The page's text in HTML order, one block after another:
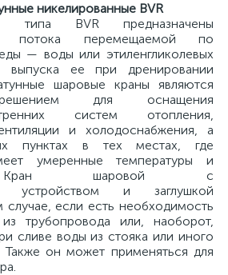
никелированные BVR
типа BVR предназначены
потока перемещаемой по
— воды или этиленгликолевых
ее при дренировании
шаровые краны являются
для оснащения
систем отопления,
и холодоснабжения, а
пунктах в тех местах, где
умеренные температуры и
Кран шаровой с
устройством и заглушкой
случае, если есть необходимость
трубопровода или, наоборот,
сливе воды из стояка или иного
Также он может применяться для